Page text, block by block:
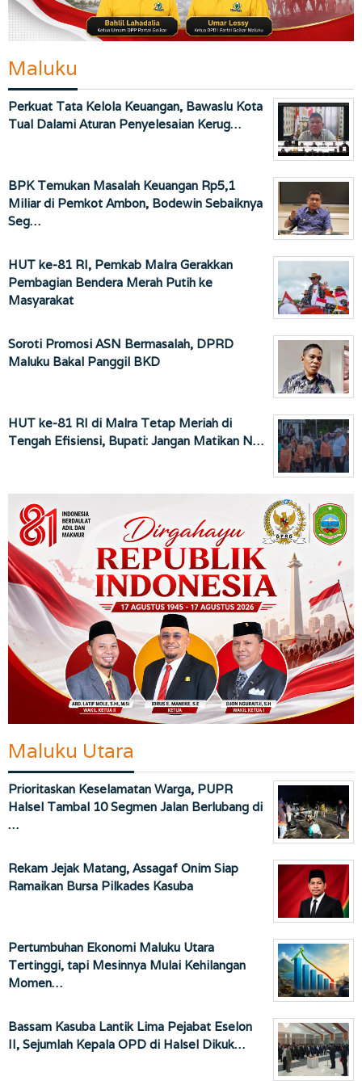
Maluku
Perkuat Tata Kelola Keuangan, Bawaslu Kota
Tual Dalami Aturan Penyelesaian Kerug…
BPK Temukan Masalah Keuangan Rp5,1
Miliar di Pemkot Ambon, Bodewin Sebaiknya
Seg…
HUT ke-81 RI, Pemkab Malra Gerakkan
Pembagian Bendera Merah Putih ke
Masyarakat
Soroti Promosi ASN Bermasalah, DPRD
Maluku Bakal Panggil BKD
HUT ke-81 RI di Malra Tetap Meriah di
Tengah Efisiensi, Bupati: Jangan Matikan N…
Maluku Utara
Prioritaskan Keselamatan Warga, PUPR
Halsel Tambal 10 Segmen Jalan Berlubang di
…
Rekam Jejak Matang, Assagaf Onim Siap
Ramaikan Bursa Pilkades Kasuba
Pertumbuhan Ekonomi Maluku Utara
Tertinggi, tapi Mesinnya Mulai Kehilangan
Momen…
Bassam Kasuba Lantik Lima Pejabat Eselon
II, Sejumlah Kepala OPD di Halsel Dikuk…